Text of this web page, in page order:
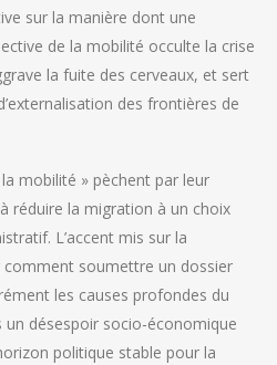
sur la manière dont une
de la mobilité occulte la crise
la fuite des cerveaux, et sert
des frontières de
mobilité » pèchent par leur
réduire la migration à un choix
L’accent mis sur la
comment soumettre un dossier
les causes profondes du
un désespoir socio-économique
politique stable pour la